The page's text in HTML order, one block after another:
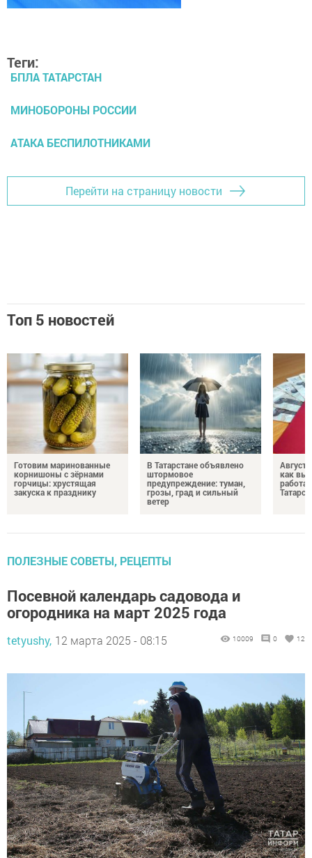
Теги:
БПЛА ТАТАРСТАН
МИНОБОРОНЫ РОССИИ
АТАКА БЕСПИЛОТНИКАМИ
Перейти на страницу новости
Топ 5 новостей
Готовим маринованные
корнишоны с зёрнами
горчицы: хрустящая
закуска к празднику
В Татарстане объявлено
штормовое
предупреждение: туман,
грозы, град и сильный
ветер
как
ПОЛЕЗНЫЕ СОВЕТЫ, РЕЦЕПТЫ
Посевной календарь садовода и
огородника на март 2025 года
tetyushy, 12 марта 2025 - 08:15 10009 0 12